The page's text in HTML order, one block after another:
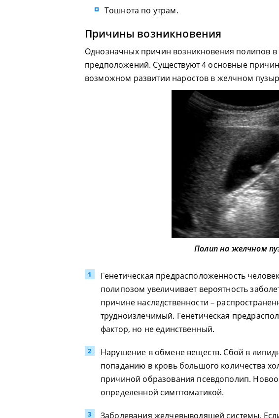
Тошнота по утрам.
Причины возникновения
Однозначных причин возникновения полипов в
предположений. Существуют 4 основные
возможном развитии наростов в желчном
Полип на желчном
Генетическая предрасположенность
полипозом увеличивает вероятность
причине наследственности –
трудноизлечимый. Генетическая
фактор, но не единственный.
Нарушение в обмене веществ. Сбой в
попаданию в кровь большого количества
причиной образования псевдополип.
определенной симптоматикой.
Заболевания желчевыводящей системы.